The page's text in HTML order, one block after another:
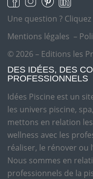
Une question ?
Mentions légales –
© 2026 – Editions les
DES IDÉES, DES
PROFESSIONNELS
Idées Piscine est un
les univers piscine,
mettons en relation
wellness avec les
réaliser, le rénover ou
Nous sommes en
professionnels de la